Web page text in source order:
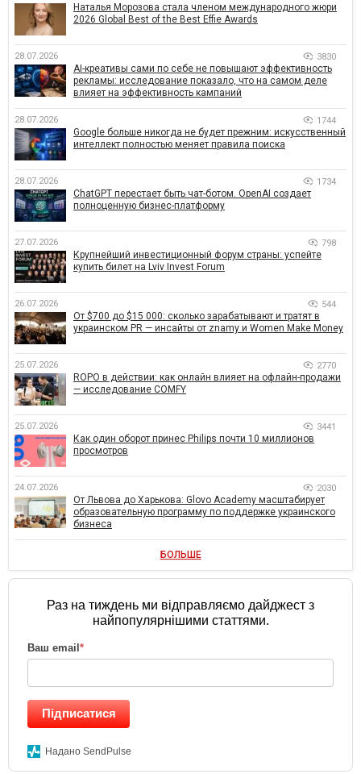
Наталья Морозова стала членом международного жюри
2026 Global Best of the Best Effie Awards
28.07.2026 3830
AI-креативы сами по себе не повышают эффективность
рекламы: исследование показало, что на самом деле
влияет на эффективность кампаний
28.07.2026 1744
Google больше никогда не будет прежним: искусственный
интеллект полностью меняет правила поиска
28.07.2026 1734
ChatGPT перестает быть чат-ботом. OpenAI создает
полноценную бизнес-платформу
27.07.2026 798
Крупнейший инвестиционный форум страны: успейте
купить билет на Lviv Invest Forum
26.07.2026 544
От $700 до $15 000: сколько зарабатывают и тратят в
украинском PR — инсайты от znamy и Women Make Money
25.07.2026 2770
ROPO в действии: как онлайн влияет на офлайн-продажи
— исследование COMFY
25.07.2026 3441
Как один оборот принес Philips почти 10 миллионов
просмотров
24.07.2026 2030
От Львова до Харькова: Glovo Academy масштабирует
образовательную программу по поддержке украинского
бизнеса
БОЛЬШЕ
Раз на тиждень ми відправляємо дайджест з
найпопулярнішими статтями.
Ваш email *
Підписатися
Надано SendPulse